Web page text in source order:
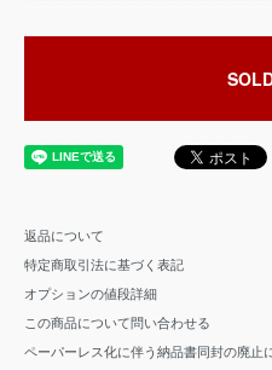
返品について
特定商取引法に基づく表記
オプションの値段詳細
この商品について問い合わせる
ペーパーレス化に伴う納品書同封の廃止